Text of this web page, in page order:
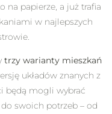
na papierze, a już trafia
w najlepszych
trzy warianty mieszkań
układów znanych z
będą mogli wybrać
swoich potrzeb – od